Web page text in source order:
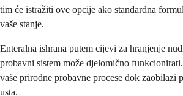
tim će istražiti ove opcije ako standardna
vaše stanje.
Enteralna ishrana putem cijevi za hranjenje
probavni sistem može djelomično
vaše prirodne probavne procese dok zaobilazi
usta.